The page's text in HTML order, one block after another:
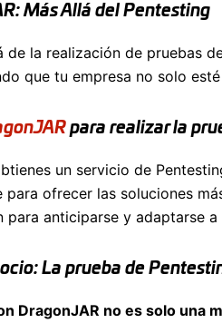
Más Allá del Pentesting
de la realización de pruebas
que tu empresa no solo
para realizar la
un servicio de
ofrecer las soluciones
para anticiparse y adaptarse
La prueba de
DragonJAR no es solo una